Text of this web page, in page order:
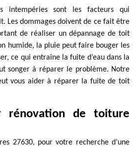
intempéries sont les facteurs qui
Les dommages doivent de ce fait être
de réaliser un dépannage de toit
humide, la pluie peut faire bouger les
ce qui entraîne la fuite d’eau dans la
songer à réparer le problème. Notre
vous aider à réparer la fuite de toit
rénovation de toiture
27630, pour votre recherche d’une